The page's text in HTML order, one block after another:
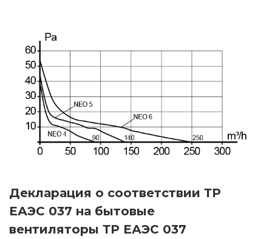
Декларация о соответствии ТР
ЕАЭС 037 на бытовые
вентиляторы ТР ЕАЭС 037